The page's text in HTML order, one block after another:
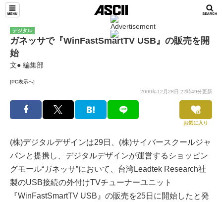
デジタル
ガネッサで『WinFastSmartTV USB』の販売を開
始
文● 編集部
[PC表示へ]
2000年12月28日 22時49分更新
お気に入り
(株)デジタルデザインは29日、(株)サイバースクールジャ
パンと提携し、デジタルデザインが運営するショッピン
グモール“ガネッサ”において、台湾Leadtek Research社
製のUSB接続の外付けTVチューナーユニット
『WinFastSmartTV USB』の販売を25日に開始したと発